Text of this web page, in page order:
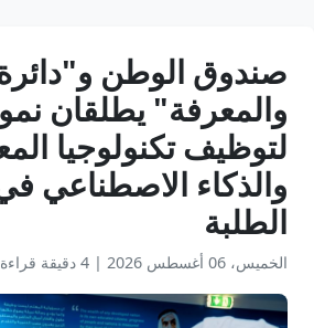
صندوق الوطن و"دائرة
والمعرفة" يطلقان
لتوظيف تكنولوجيا
والذكاء الاصطناعي
الطلبة
الخميس، 06 أغسطس 2026 | 4 دقيقة قراءة